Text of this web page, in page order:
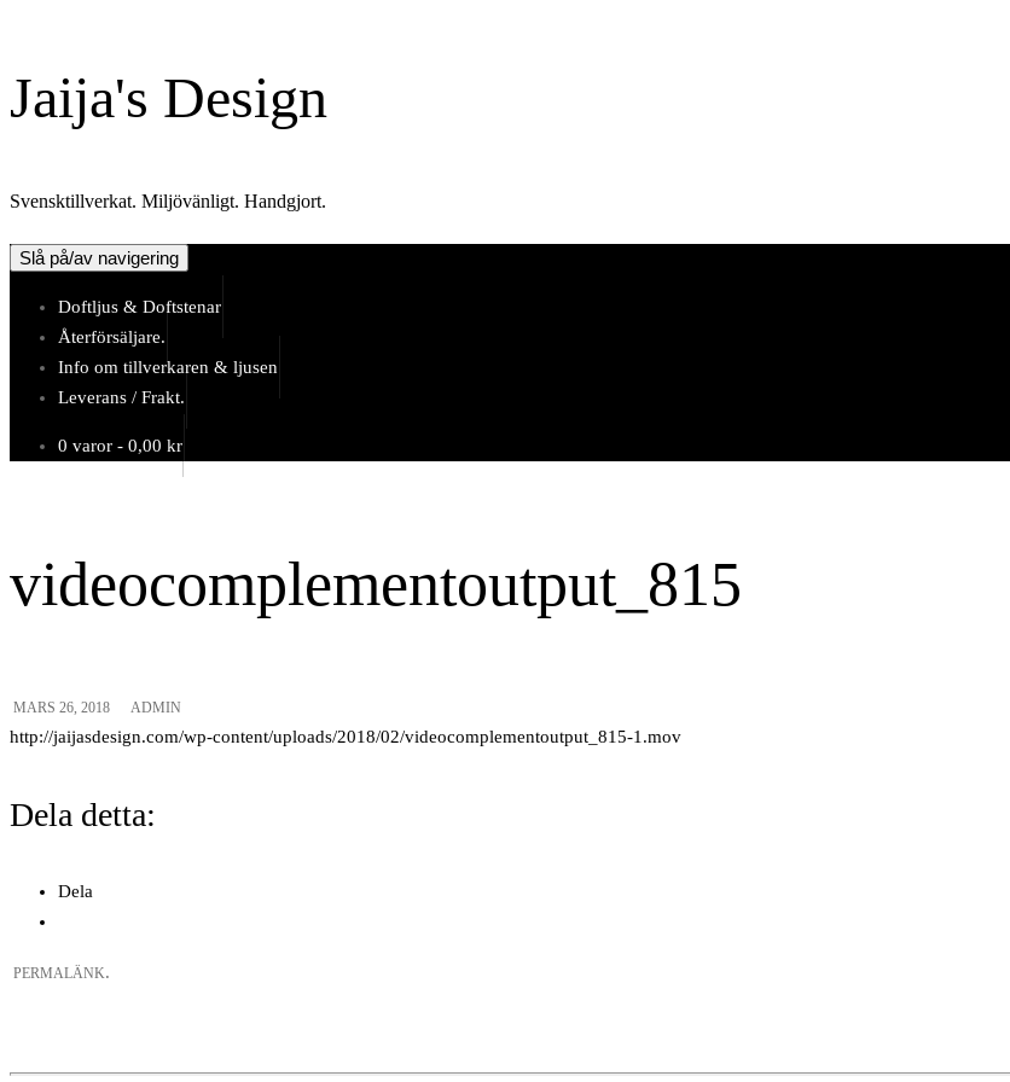
innehåll
Jaija's Design
Svensktillverkat. Miljövänligt. Handgjort.
Slå på/av navigering
Doftljus & Doftstenar
Återförsäljare.
Info om tillverkaren & ljusen
Leverans / Frakt.
0 varor - 0,00 kr
videocomplementoutput_815
MARS 26, 2018 ADMIN
http://jaijasdesign.com/wp-content/uploads/2018/02/videocomplementoutput_815-1.mov
Dela detta:
Dela
PERMALÄNK.